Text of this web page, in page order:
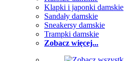
Klapki i japonki damskie
Sandały damskie
Sneakersy damskie
Trampki damskie
Zobacz więcej...